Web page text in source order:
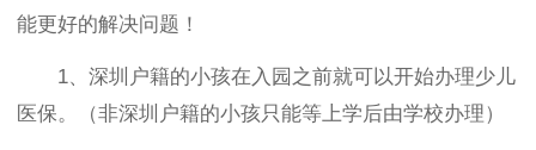
能更好的解决问题！
1、深圳户籍的小孩在入园之前就可以开始办理少儿
医保。（非深圳户籍的小孩只能等上学后由学校办理）